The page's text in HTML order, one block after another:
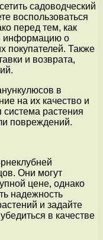
садоводческий
воспользоваться
перед тем, как
информацию о
покупателей. Также
и возврата,
в
на их качество и
система растения
повреждений.
Они могут
цене, однако
надежность
и задайте
в качестве